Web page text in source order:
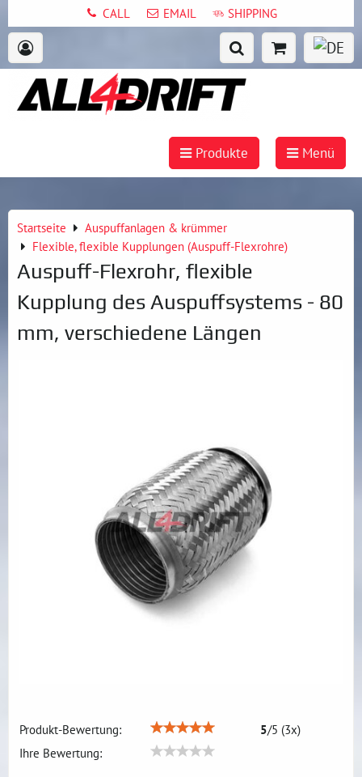
CALL EMAIL SHIPPING
Produkte Menü
Startseite
Auspuffanlagen & krümmer
Flexible, flexible Kupplungen (Auspuff-Flexrohre)
Auspuff-Flexrohr, flexible
Kupplung des Auspuffsystems - 80
mm, verschiedene Längen
Produkt-Bewertung: 5/5 (3x)
Ihre Bewertung: